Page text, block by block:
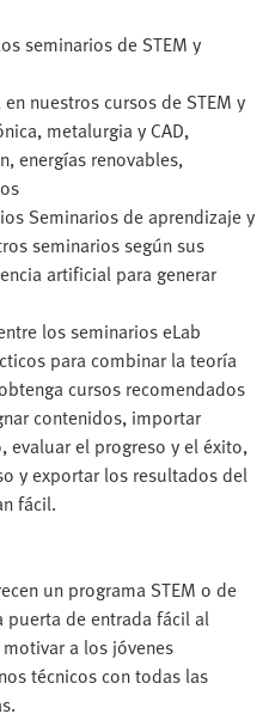
seminarios de STEM y
nuestros cursos de STEM y
metalurgia y CAD,
energías renovables,
Seminarios de aprendizaje y
seminarios según sus
artificial para generar
los seminarios eLab
para combinar la teoría
cursos recomendados
contenidos, importar
evaluar el progreso y el éxito,
y exportar los resultados del
fácil.
un programa STEM o de
puerta de entrada fácil al
a los jóvenes
técnicos con todas las